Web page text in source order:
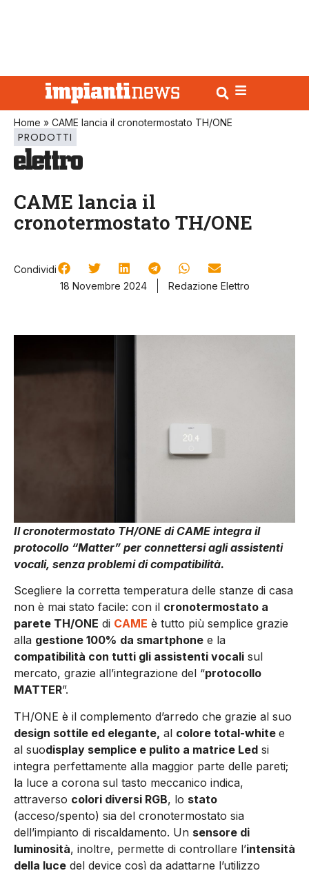
Home » CAME lancia il cronotermostato TH/ONE
PRODOTTI
CAME lancia il
cronotermostato TH/ONE
Condividi
18 Novembre 2024
Redazione Elettro
Il cronotermostato TH/ONE di CAME integra il
protocollo “Matter” per connettersi agli assistenti
vocali, senza problemi di compatibilità.
Scegliere la corretta temperatura delle stanze di casa
non è mai stato facile: con il cronotermostato a
parete TH/ONE di CAME è tutto più semplice grazie
alla gestione 100% da smartphone e la
compatibilità con tutti gli assistenti vocali sul
mercato, grazie all’integrazione del “protocollo
MATTER”.
TH/ONE è il complemento d’arredo che grazie al suo
design sottile ed elegante, al colore total-white e
al suodisplay semplice e pulito a matrice Led si
integra perfettamente alla maggior parte delle pareti;
la luce a corona sul tasto meccanico indica,
attraverso colori diversi RGB, lo stato
(acceso/spento) sia del cronotermostato sia
dell’impianto di riscaldamento. Un sensore di
luminosità, inoltre, permette di controllare l’intensità
della luce del device così da adattarne l’utilizzo